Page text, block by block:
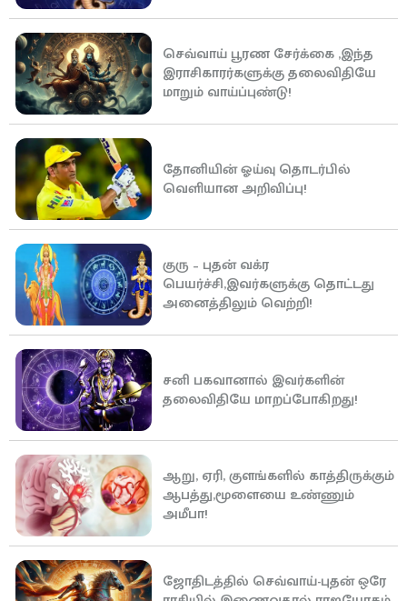
செவ்வாய் பூரண சேர்க்கை ,இந்த
இராசிகாரர்களுக்கு தலைவிதியே
மாறும் வாய்ப்புண்டு!
தோனியின் ஓய்வு தொடர்பில்
வெளியான அறிவிப்பு!
குரு – புதன் வக்ர
பெயர்ச்சி,இவர்களுக்கு தொட்டது
அனைத்திலும் வெற்றி!
சனி பகவானால் இவர்களின்
தலைவிதியே மாறப்போகிறது!
ஆறு, ஏரி, குளங்களில் காத்திருக்கும்
ஆபத்து,மூளையை உண்ணும்
அமீபா!
ஜோதிடத்தில் செவ்வாய்-புதன் ஒரே